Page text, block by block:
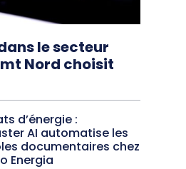
le secteur
Nord choisit
d’énergie :
AI automatise les
documentaires chez
Energia